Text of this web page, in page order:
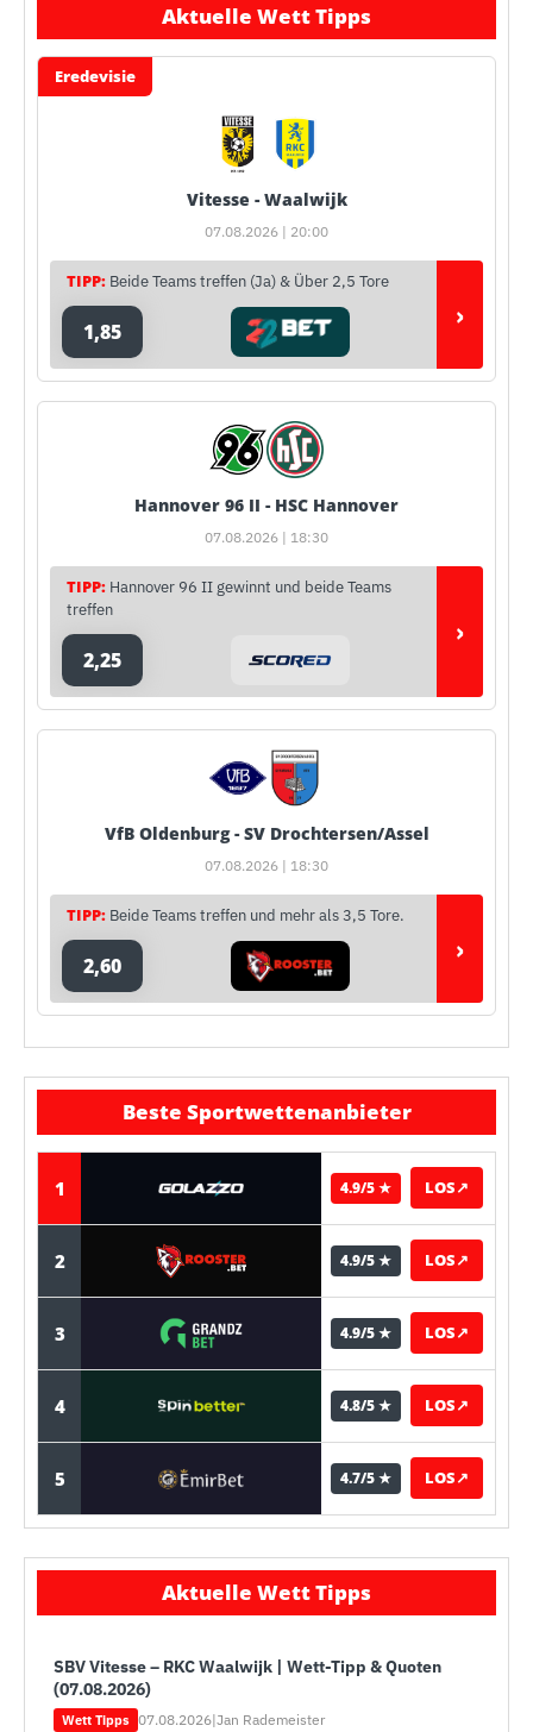
Aktuelle Wett Tipps
Eredevisie
Vitesse - Waalwijk
07.08.2026 | 20:00
TIPP: Beide Teams treffen (Ja) & Über 2,5 Tore
1,85 ›
Hannover 96 II - HSC Hannover
07.08.2026 | 18:30
TIPP: Hannover 96 II gewinnt und beide Teams
treffen
2,25
›
VfB Oldenburg - SV Drochtersen/Assel
07.08.2026 | 18:30
TIPP: Beide Teams treffen und mehr als 3,5 Tore.
2,60 ›
Beste Sportwettenanbieter
1 4.9/5 ★ LOS↗
2 4.9/5 ★ LOS↗
3 4.9/5 ★ LOS↗
4 4.8/5 ★ LOS↗
5 4.7/5 ★ LOS↗
Aktuelle Wett Tipps
SBV Vitesse – RKC Waalwijk | Wett-Tipp & Quoten
(07.08.2026)
Wett Tipps 07.08.2026|Jan Rademeister